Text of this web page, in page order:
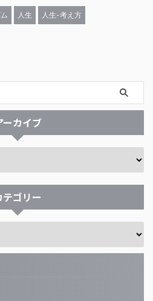
人生 人生-考え方
ーカイブ
テゴリー